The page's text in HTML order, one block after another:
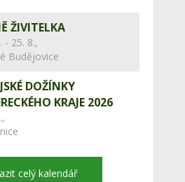
ŽIVITELKA
- 25. 8.,
Budějovice
DOŽÍNKY
KRAJE 2026
celý kalendář